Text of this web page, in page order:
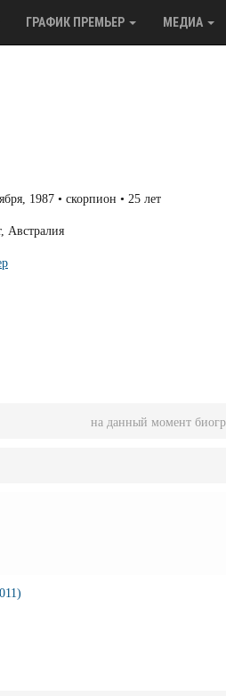
ГРАФИК ПРЕМЬЕР МЕДИА
1987 • скорпион • 25 лет
Австралия
на данный момент